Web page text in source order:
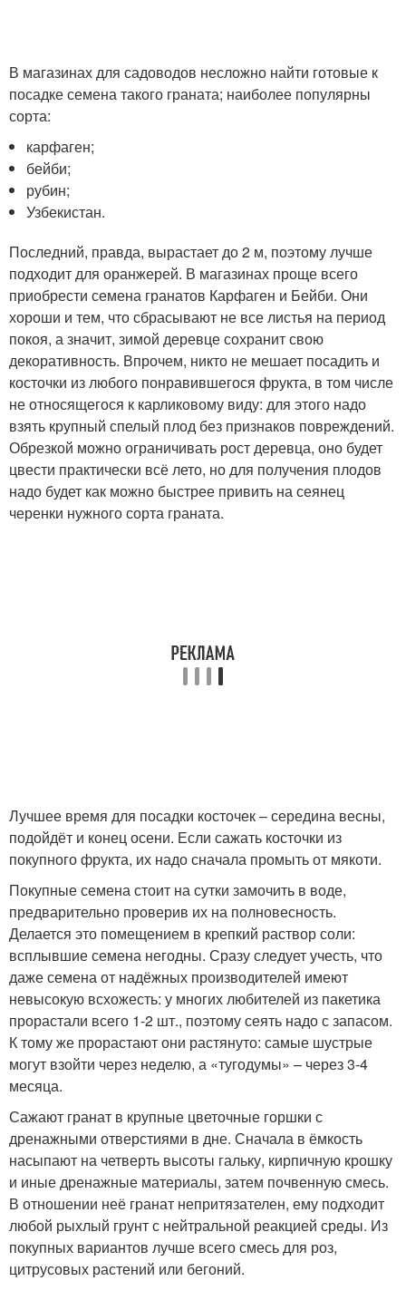
В магазинах для садоводов несложно найти готовые к
посадке семена такого граната; наиболее популярны
сорта:
карфаген;
бейби;
рубин;
Узбекистан.
Последний, правда, вырастает до 2 м, поэтому лучше
подходит для оранжерей. В магазинах проще всего
приобрести семена гранатов Карфаген и Бейби. Они
хороши и тем, что сбрасывают не все листья на период
покоя, а значит, зимой деревце сохранит свою
декоративность. Впрочем, никто не мешает посадить и
косточки из любого понравившегося фрукта, в том числе
не относящегося к карликовому виду: для этого надо
взять крупный спелый плод без признаков повреждений.
Обрезкой можно ограничивать рост деревца, оно будет
цвести практически всё лето, но для получения плодов
надо будет как можно быстрее привить на сеянец
черенки нужного сорта граната.
Лучшее время для посадки косточек – середина весны,
подойдёт и конец осени. Если сажать косточки из
покупного фрукта, их надо сначала промыть от мякоти.
Покупные семена стоит на сутки замочить в воде,
предварительно проверив их на полновесность.
Делается это помещением в крепкий раствор соли:
всплывшие семена негодны. Сразу следует учесть, что
даже семена от надёжных производителей имеют
невысокую всхожесть: у многих любителей из пакетика
прорастали всего 1-2 шт., поэтому сеять надо с запасом.
К тому же прорастают они растянуто: самые шустрые
могут взойти через неделю, а «тугодумы» – через 3-4
месяца.
Сажают гранат в крупные цветочные горшки с
дренажными отверстиями в дне. Сначала в ёмкость
насыпают на четверть высоты гальку, кирпичную крошку
и иные дренажные материалы, затем почвенную смесь.
В отношении неё гранат непритязателен, ему подходит
любой рыхлый грунт с нейтральной реакцией среды. Из
покупных вариантов лучше всего смесь для роз,
цитрусовых растений или бегоний.